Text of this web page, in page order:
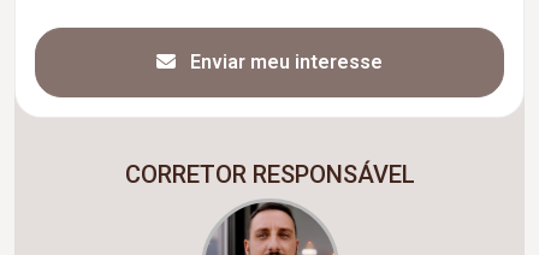
Enviar meu interesse
CORRETOR RESPONSÁVEL